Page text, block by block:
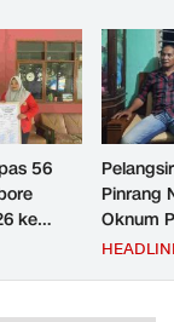
56
ke
Pinrang
Oknum
Rp2,5